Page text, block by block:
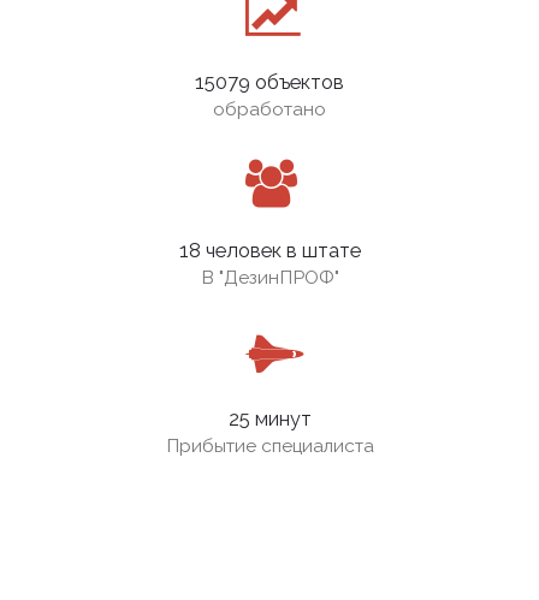
15079 объектов
обработано
18 человек в штате
В "ДезинПРОФ"
25 минут
Прибытие специалиста